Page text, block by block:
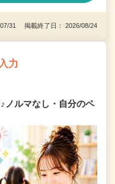
07/31 掲載終了日： 2026/08/24
力
ノルマなし・自分のペ